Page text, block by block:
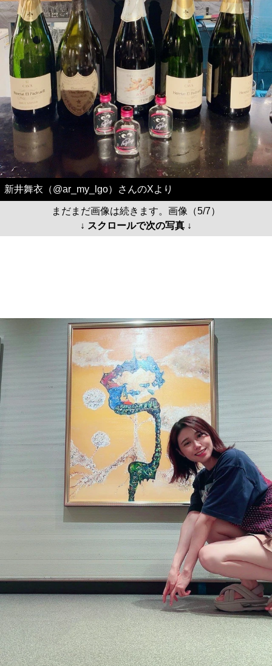
新井舞衣（@ar_my_lgo）さんのXより
まだまだ画像は続きます。画像（5/7）
↓ スクロールで次の写真 ↓